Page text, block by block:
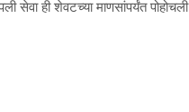
सेवा ही शेवटच्या माणसांपर्यंत पोहोचली